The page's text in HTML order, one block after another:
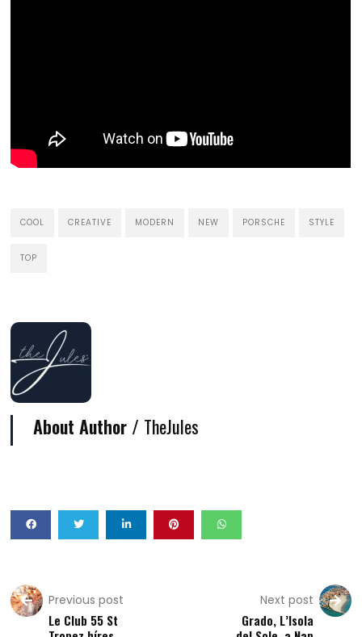
COOL CREATIVE MODERN NEW PORSCHE STYLE
TOP
About Author / TheJules
Previous post
Le Club 55 St
Next post
Grado, L’Isola